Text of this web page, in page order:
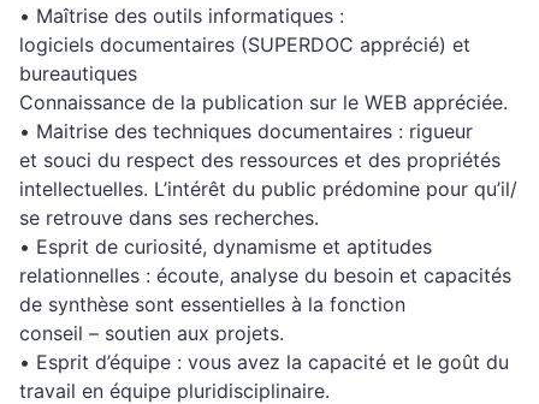
• Maîtrise des outils informatiques :
logiciels documentaires (SUPERDOC apprécié) et
bureautiques
Connaissance de la publication sur le WEB appréciée.
• Maitrise des techniques documentaires : rigueur
et souci du respect des ressources et des propriétés
intellectuelles. L’intérêt du public prédomine pour qu’il/
se retrouve dans ses recherches.
• Esprit de curiosité, dynamisme et aptitudes
relationnelles : écoute, analyse du besoin et capacités
de synthèse sont essentielles à la fonction
conseil – soutien aux projets.
• Esprit d’équipe : vous avez la capacité et le goût du
travail en équipe pluridisciplinaire.